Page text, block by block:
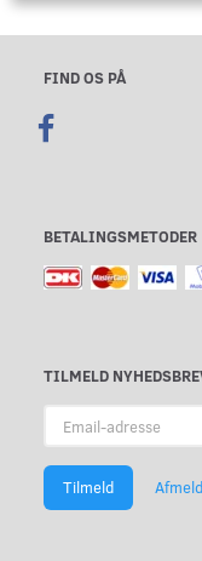
FIND OS PÅ
BETALINGSMETODER
TILMELD
adresse
Tilmeld Afmeld